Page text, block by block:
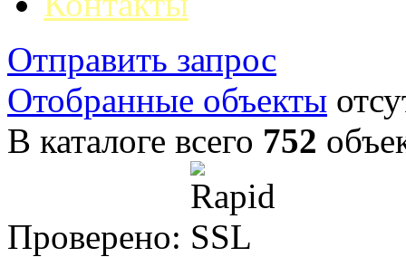
Отправить запрос
Отобранные объекты
В каталоге всего 752
Проверено: